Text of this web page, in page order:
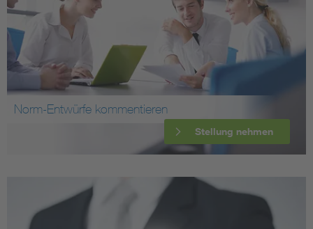
Norm-Entwürfe kommentieren
Stellung nehmen